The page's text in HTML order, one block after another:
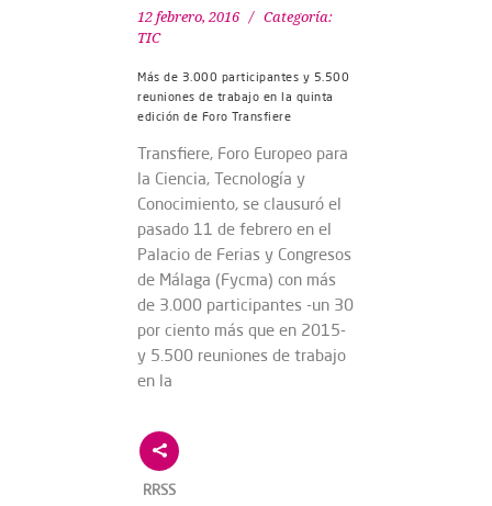
12 febrero, 2016
Categoría:
TIC
Más de 3.000 participantes y 5.500
reuniones de trabajo en la quinta
edición de Foro Transfiere
Transfiere, Foro Europeo para
la Ciencia, Tecnología y
Conocimiento, se clausuró el
pasado 11 de febrero en el
Palacio de Ferias y Congresos
de Málaga (Fycma) con más
de 3.000 participantes -un 30
por ciento más que en 2015-
y 5.500 reuniones de trabajo
en la
RRSS